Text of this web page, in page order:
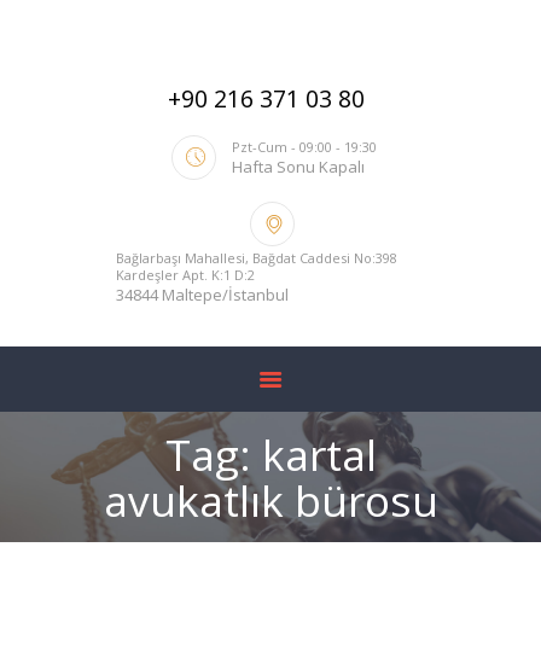
+90 216 371 03 80
Pzt-Cum - 09:00 - 19:30
Hafta Sonu Kapalı
Bağlarbaşı Mahallesi, Bağdat Caddesi No:398
Kardeşler Apt. K:1 D:2
34844 Maltepe/İstanbul
Tag: kartal
avukatlık bürosu
HIZMETLERIMIZ
BLOG
YARGITAY İÇTIHADI